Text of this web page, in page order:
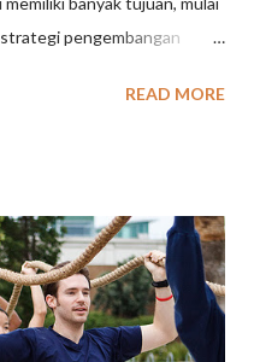
pengembangan
kegiatan meeting ini dapat
bagian membuat daftar / list
Pasti akan sangat
dilakukan meeting.
OUTING Kegiatan
READ MORE